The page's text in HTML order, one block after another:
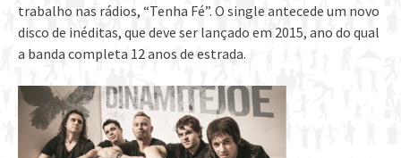
trabalho nas rádios, “Tenha Fé”. O single antecede um novo
disco de inéditas, que deve ser lançado em 2015, ano do qual
a banda completa 12 anos de estrada.